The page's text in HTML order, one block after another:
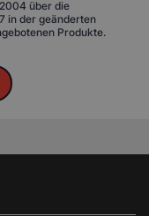
über die
in der geänderten
Produkte.